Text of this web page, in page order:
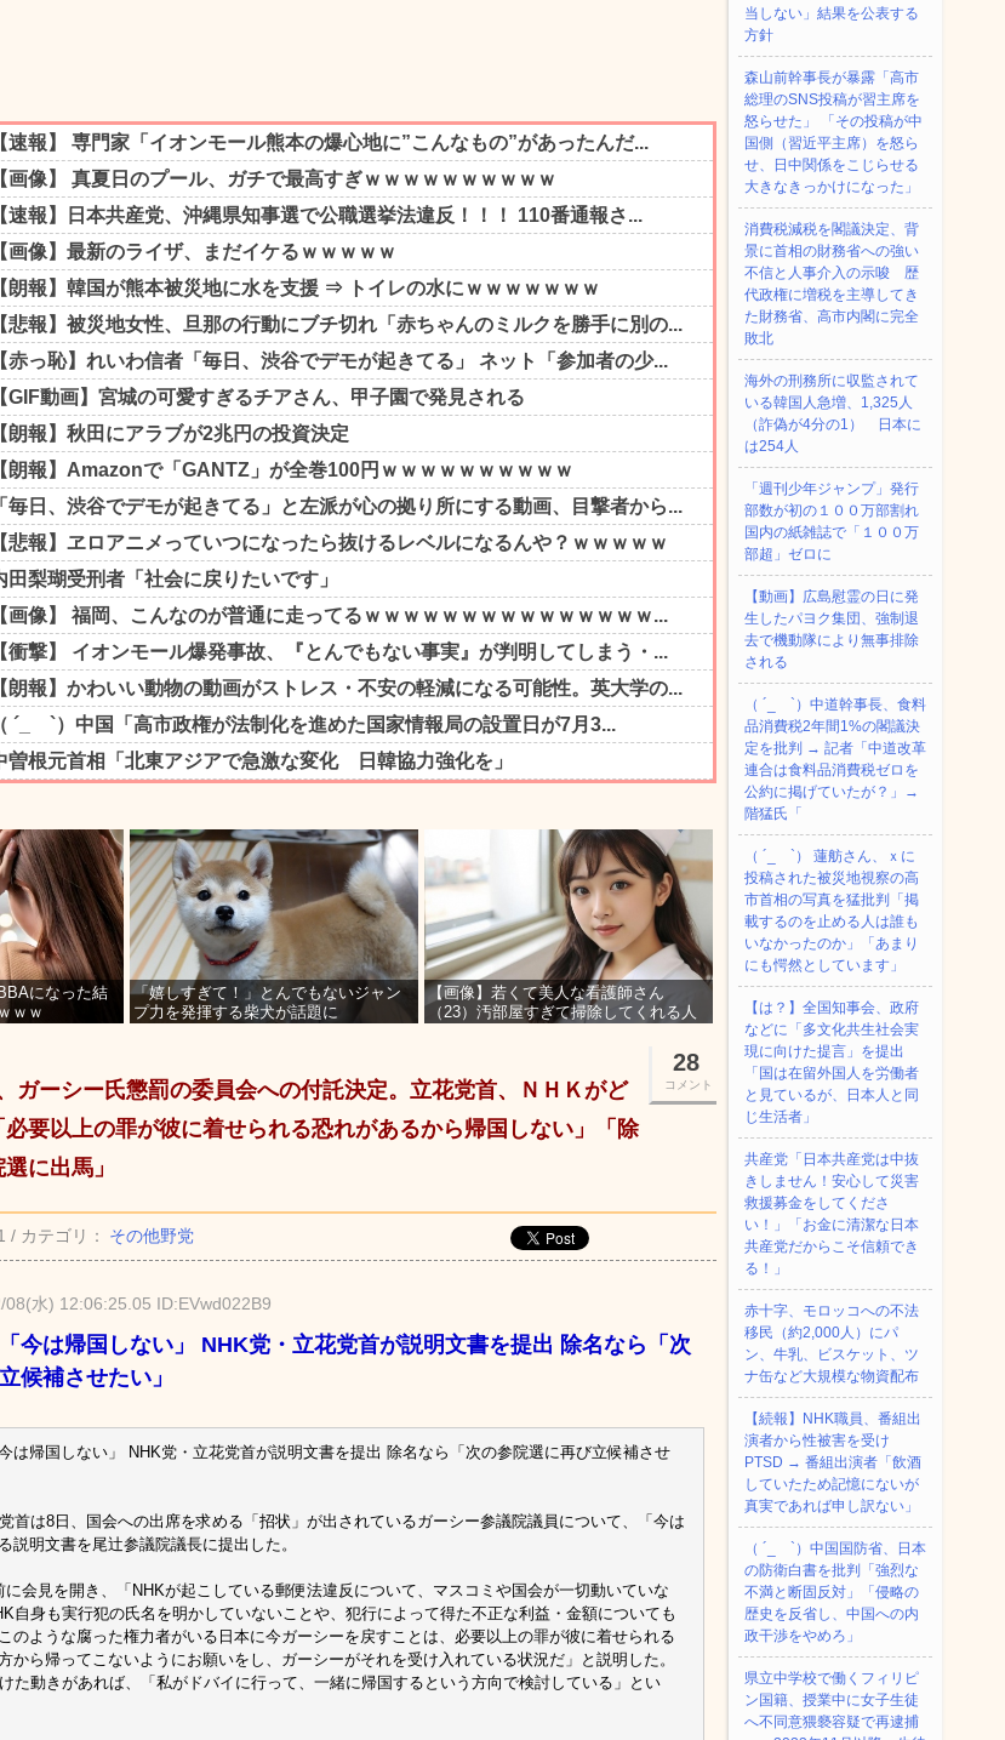
になった結
ｗｗ
「嬉しすぎて！」とんでもないジャン
プ力を発揮する柴犬が話題に
【画像】若くて美人な看護師さん
（23）汚部屋すぎて掃除してくれる人
28
コメント
、ガーシー氏懲罰の委員会への付託決定。立花党首、ＮＨＫがど
必要以上の罪が彼に着せられる恐れがあるから帰国しない」「除
に出馬」
/ カテゴリ： その他野党
08(水) 12:06:25.05 ID:EVwd022B9
今は帰国しない」 NHK党・立花党首が説明文書を提出 除名なら「次
候補させたい」
は帰国しない」 NHK党・立花党首が説明文書を提出 除名なら「次の参院選に再び立候補させ
首は8日、国会への出席を求める「招状」が出されているガーシー参議院議員について、「今は
説明文書を尾辻参議院議長に提出した。
に会見を開き、「NHKが起こしている郵便法違反について、マスコミや国会が一切動いていな
自身も実行犯の氏名を明かしていないことや、犯行によって得た不正な利益・金額についても
のような腐った権力者がいる日本に今ガーシーを戻すことは、必要以上の罪が彼に着せられる
から帰ってこないようにお願いをし、ガーシーがそれを受け入れている状況だ」と説明した。
た動きがあれば、「私がドバイに行って、一緒に帰国するという方向で検討している」とい
当しない」結果を公表する
方針
森山前幹事長が暴露「高市
総理のSNS投稿が習主席を
怒らせた」 「その投稿が中
国側（習近平主席）を怒ら
せ、日中関係をこじらせる
大きなきっかけになった」
消費税減税を閣議決定、背
景に首相の財務省への強い
不信と人事介入の示唆 歴
代政権に増税を主導してき
た財務省、高市内閣に完全
敗北
海外の刑務所に収監されて
いる韓国人急増、1,325人
（詐偽が4分の1） 日本に
は254人
「週刊少年ジャンプ」発行
部数が初の１００万部割れ
国内の紙雑誌で「１００万
部超」ゼロに
【動画】広島慰霊の日に発
生したパヨク集団、強制退
去で機動隊により無事排除
される
（ ´_ゝ`）中道幹事長、食料
品消費税2年間1%の閣議決
定を批判 → 記者「中道改革
連合は食料品消費税ゼロを
公約に掲げていたが？」→
階猛氏「
（ ´_ゝ`） 蓮舫さん、ｘに
投稿された被災地視察の高
市首相の写真を猛批判「掲
載するのを止める人は誰も
いなかったのか」「あまり
にも愕然としています」
【は？】全国知事会、政府
などに「多文化共生社会実
現に向けた提言」を提出
「国は在留外国人を労働者
と見ているが、日本人と同
じ生活者」
共産党「日本共産党は中抜
きしません！安心して災害
救援募金をしてくださ
い！」「お金に清潔な日本
共産党だからこそ信頼でき
る！」
赤十字、モロッコへの不法
移民（約2,000人）にパ
ン、牛乳、ビスケット、ツ
ナ缶など大規模な物資配布
【続報】NHK職員、番組出
演者から性被害を受け
PTSD → 番組出演者「飲酒
していたため記憶にないが
真実であれば申し訳ない」
（ ´_ゝ`）中国国防省、日本
の防衛白書を批判「強烈な
不満と断固反対」「侵略の
歴史を反省し、中国への内
政干渉をやめろ」
県立中学校で働くフィリピ
ン国籍、授業中に女子生徒
へ不同意猥褻容疑で再逮捕